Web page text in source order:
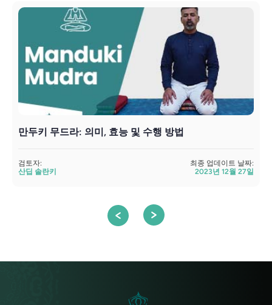
만두키 무드라: 의미, 효능 및 수행 방법
검토자:
산딥 솔란키
최종 업데이트 날짜:
2023년 12월 27일